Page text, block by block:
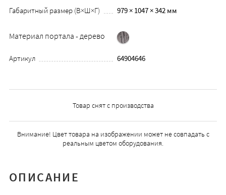
Габаритный размер (В×Ш×Г) 979 × 1047 × 342 мм
Материал портала - дерево
Артикул 64904646
Товар снят с производства
Внимание! Цвет товара на изображении может не совпадать с
реальным цветом оборудования.
ОПИСАНИЕ